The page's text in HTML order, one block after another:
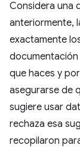
Considera una
anteriormente,
exactamente
que haces y
asegurarse de
sugiere usar
rechaza esa
recopilaron